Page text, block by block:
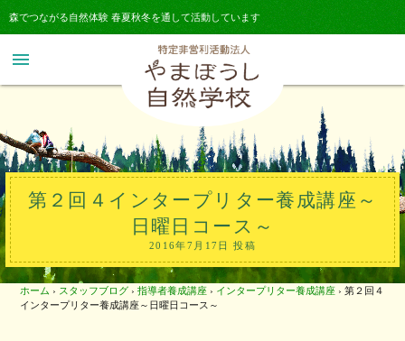
森でつながる自然体験 春夏秋冬を通して活動しています
menu
第２回４インタープリター養成講座～
日曜日コース～
2016年7月17日 投稿
ホーム › スタッフブログ › 指導者養成講座 › インタープリター養成講座 › 第２回４
インタープリター養成講座～日曜日コース～